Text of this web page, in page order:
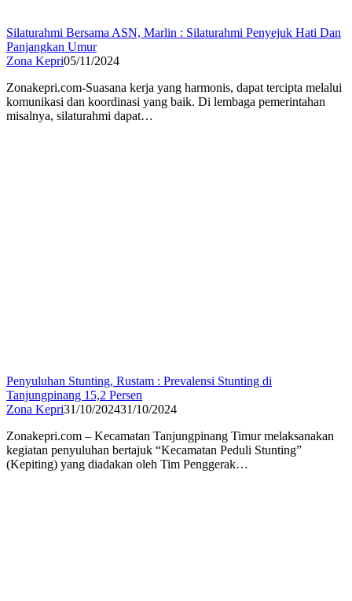
Silaturahmi Bersama ASN, Marlin : Silaturahmi Penyejuk Hati Dan
Panjangkan Umur
Zona Kepri05/11/2024
Zonakepri.com-Suasana kerja yang harmonis, dapat tercipta melalui
komunikasi dan koordinasi yang baik. Di lembaga pemerintahan
misalnya, silaturahmi dapat…
Penyuluhan Stunting, Rustam : Prevalensi Stunting di
Tanjungpinang 15,2 Persen
Zona Kepri31/10/202431/10/2024
Zonakepri.com – Kecamatan Tanjungpinang Timur melaksanakan
kegiatan penyuluhan bertajuk “Kecamatan Peduli Stunting”
(Kepiting) yang diadakan oleh Tim Penggerak…